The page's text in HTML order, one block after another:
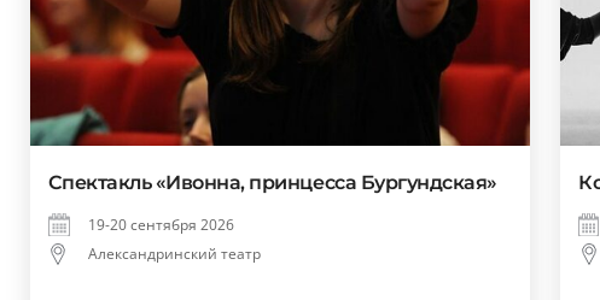
Спектакль «Ивонна, принцесса Бургундская»
19-20 сентября 2026
Александринский театр